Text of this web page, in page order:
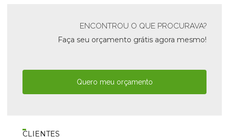
ENCONTROU O QUE PROCURAVA?
Faça seu orçamento grátis agora mesmo!
Quero meu orçamento
CLIENTES